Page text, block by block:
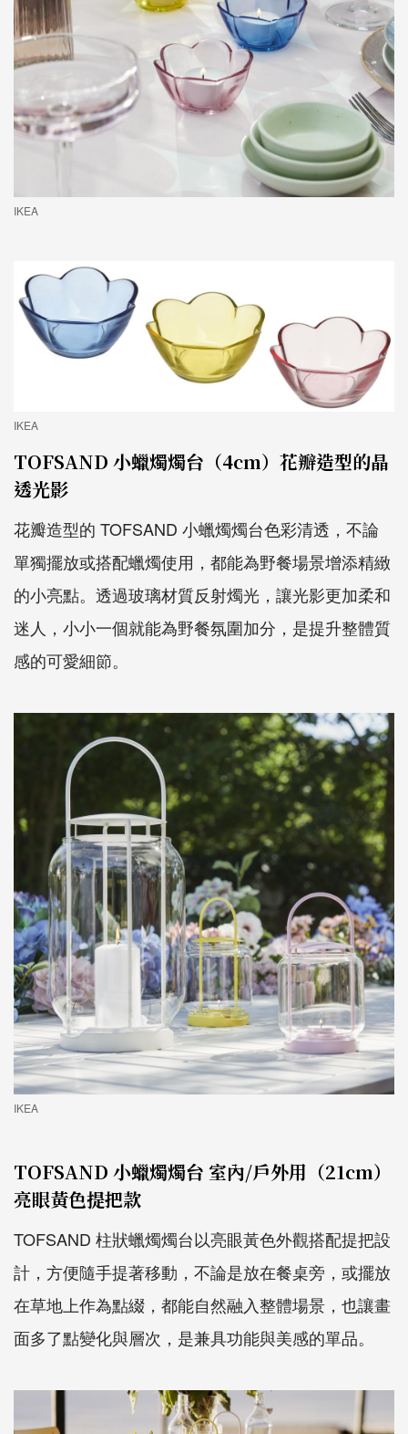
IKEA
IKEA
TOFSAND 小蠟燭燭台（4cm）花瓣造型的晶
透光影
花瓣造型的 TOFSAND 小蠟燭燭台色彩清透，不論
單獨擺放或搭配蠟燭使用，都能為野餐場景增添精緻
的小亮點。透過玻璃材質反射燭光，讓光影更加柔和
迷人，小小一個就能為野餐氛圍加分，是提升整體質
感的可愛細節。
IKEA
TOFSAND 小蠟燭燭台 室內/戶外用（21cm）
亮眼黃色提把款
TOFSAND 柱狀蠟燭燭台以亮眼黃色外觀搭配提把設
計，方便隨手提著移動，不論是放在餐桌旁，或擺放
在草地上作為點綴，都能自然融入整體場景，也讓畫
面多了點變化與層次，是兼具功能與美感的單品。